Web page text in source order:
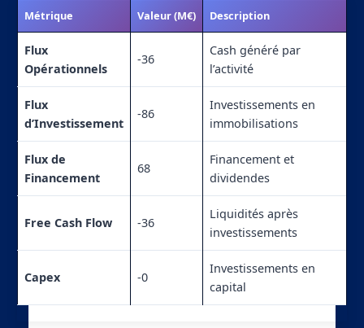
Métrique Valeur (M€) Description
Flux
Opérationnels
-36
Cash généré par
l’activité
Flux
d’Investissement
-86
Investissements en
immobilisations
Flux de
Financement
68
Financement et
dividendes
Free Cash Flow -36
Liquidités après
investissements
Capex -0
Investissements en
capital